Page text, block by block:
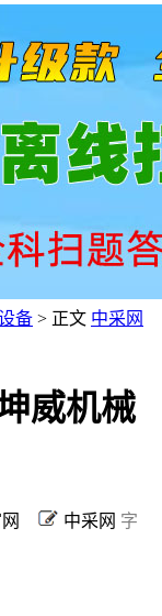
备 > 正文 中采网
威机械
网 中采网 字